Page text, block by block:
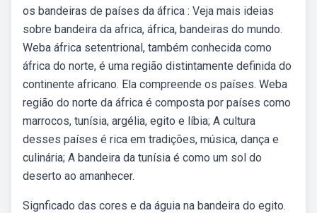
os bandeiras de países da áfrica : Veja mais ideias
sobre bandeira da africa, áfrica, bandeiras do mundo.
Weba áfrica setentrional, também conhecida como
áfrica do norte, é uma região distintamente definida do
continente africano. Ela compreende os países. Weba
região do norte da áfrica é composta por países como
marrocos, tunísia, argélia, egito e líbia; A cultura
desses países é rica em tradições, música, dança e
culinária; A bandeira da tunísia é como um sol do
deserto ao amanhecer.
Signficado das cores e da águia na bandeira do egito.